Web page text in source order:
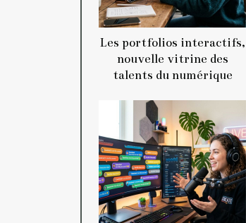
Les portfolios interactifs,
nouvelle vitrine des
talents du numérique